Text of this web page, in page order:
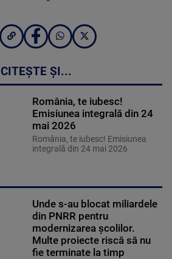
CITEȘTE ȘI...
România, te iubesc!
Emisiunea integrală din 24
mai 2026
România, te iubesc! Emisiunea
integrală din 24 mai 2026
Unde s-au blocat miliardele
din PNRR pentru
modernizarea școlilor.
Multe proiecte riscă să nu
fie terminate la timp